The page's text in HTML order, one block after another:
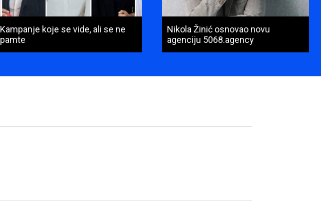
Kampanje koje se vide, ali se ne
pamte
Nikola Žinić osnovao novu
agenciju 5068.agency
prezime